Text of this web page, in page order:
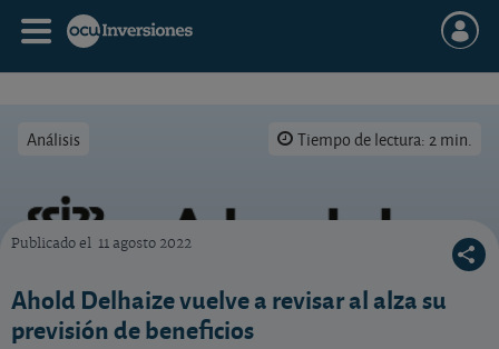
Análisis Tiempo de lectura: 2 min.
Ahold Delhaize eleva su previsión para 2022. Vea nuestra opinión sobre esta acción.
Publicado el 11 agosto 2022
Ahold Delhaize vuelve a revisar al alza su
previsión de beneficios